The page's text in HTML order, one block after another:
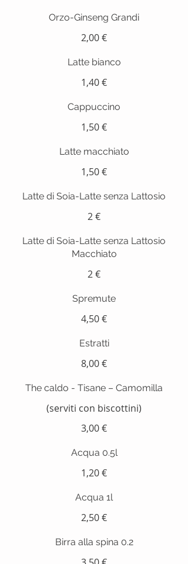
Orzo-Ginseng Grandi
2,00 €
Latte bianco
1,40 €
Cappuccino
1,50 €
Latte macchiato
1,50 €
Latte di Soia-Latte senza Lattosio
2 €
Latte di Soia-Latte senza Lattosio
Macchiato
2 €
Spremute
4,50 €
Estratti
8,00 €
The caldo - Tisane – Camomilla
(serviti con biscottini)
3,00 €
Acqua 0.5l
1,20 €
Acqua 1l
2,50 €
Birra alla spina 0.2